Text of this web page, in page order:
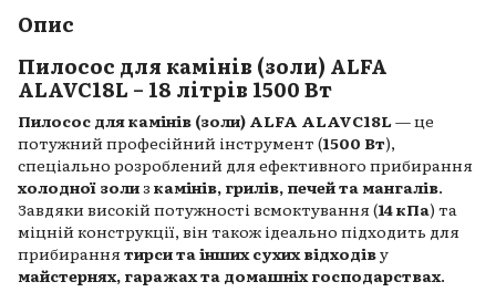
Опис
Пилосос для камінів (золи) ALFA
ALAVC18L – 18 літрів 1500 Вт
Пилосос для камінів (золи) ALFA ALAVC18L— це
потужний професійний інструмент (1500 Вт),
спеціально розроблений для ефективного прибирання
холодної золиз камінів, грилів, печей та мангалів.
Завдяки високій потужності всмоктування (14 кПа) та
міцній конструкції, він також ідеально підходить для
прибираннятирси та інших сухих відходіву
майстернях, гаражах та домашніх господарствах.